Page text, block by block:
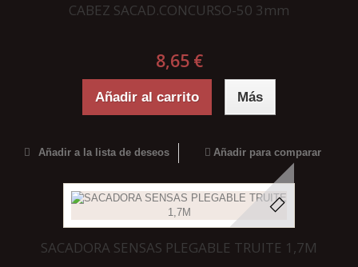
CABEZ SACAD.CONCURSO-50 3mm
8,65 €
Añadir al carrito Más
Añadir a la lista de deseos Añadir para comparar
SACADORA SENSAS PLEGABLE TRUITE 1,7M